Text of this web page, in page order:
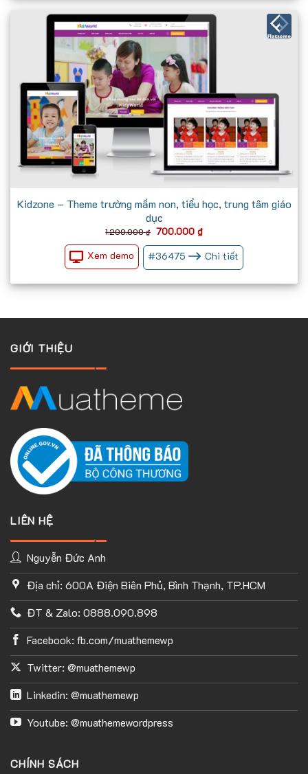
Kidzone – Theme trường mầm non, tiểu học, trung tâm giáo
dục
1.200.000₫ Giá
là:
1.200.000 ₫.
700.000 ₫Giá
hiện
tại
là:
700.000 ₫.
Xem demo #36475 Chi tiết
GIỚI THIỆU
LIÊN HỆ
Nguyễn Đức Anh
Địa chỉ: 600A Điện Biên Phủ, Bình Thạnh, TP.HCM
ĐT & Zalo: 0888.090.898
Facebook: fb.com/muathemewp
Twitter: @muathemewp
Linkedin: @muathemewp
Youtube: @muathemewordpress
CHÍNH SÁCH